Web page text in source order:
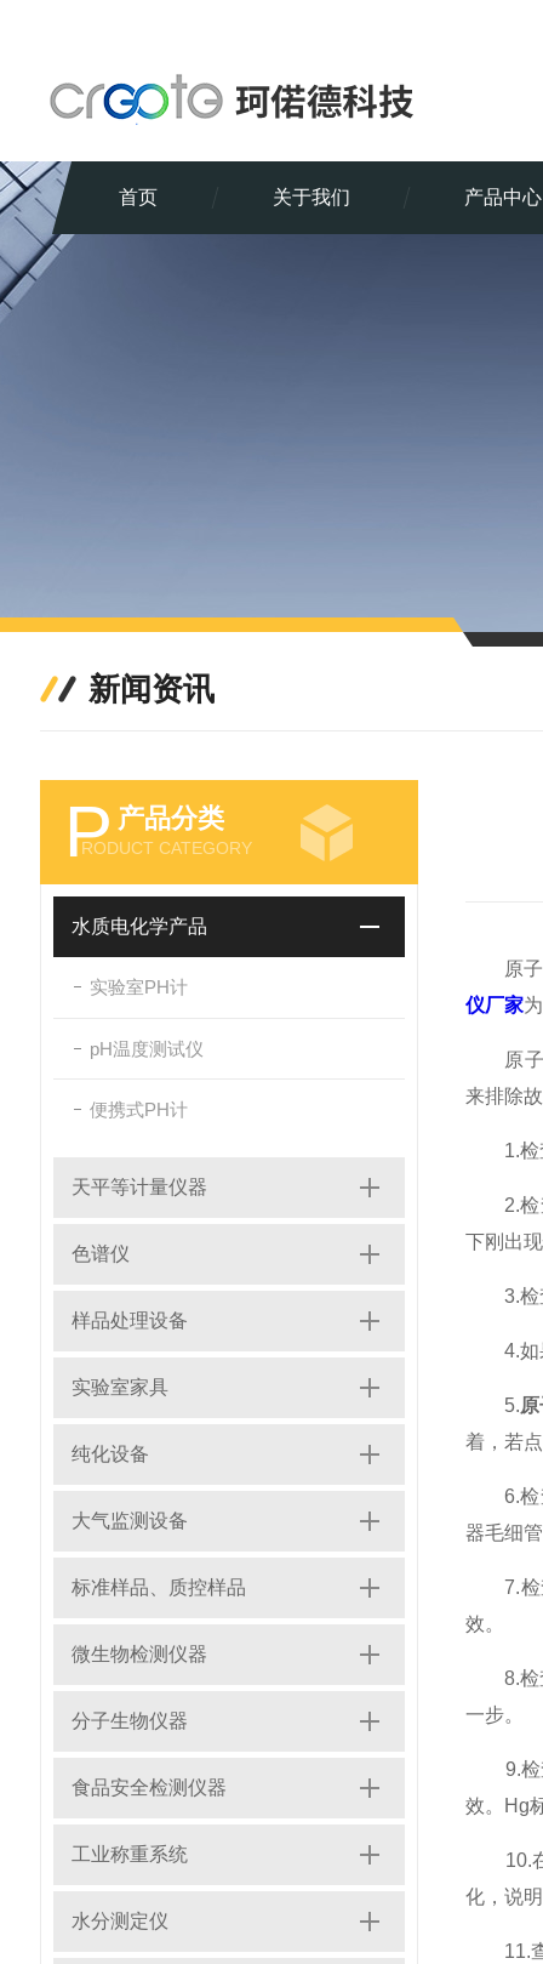
首页 关于我们 产品中心
新闻资讯
P 产品分类
RODUCT CATEGORY
水质电化学产品
实验室PH计
pH温度测试仪
便携式PH计
天平等计量仪器
色谱仪
样品处理设备
实验室家具
纯化设备
大气监测设备
标准样品、质控样品
微生物检测仪器
分子生物仪器
食品安全检测仪器
工业称重系统
水分测定仪
原子荧
仪厂家
原子荧
来排除
1.检查
2.检查
下刚出
3.检查
4.如果
5.
着，若
6.检查
器毛细
7.检查
效。
8.检查
一步。
9.检查
效。Hg
10.在
化，说
11.查